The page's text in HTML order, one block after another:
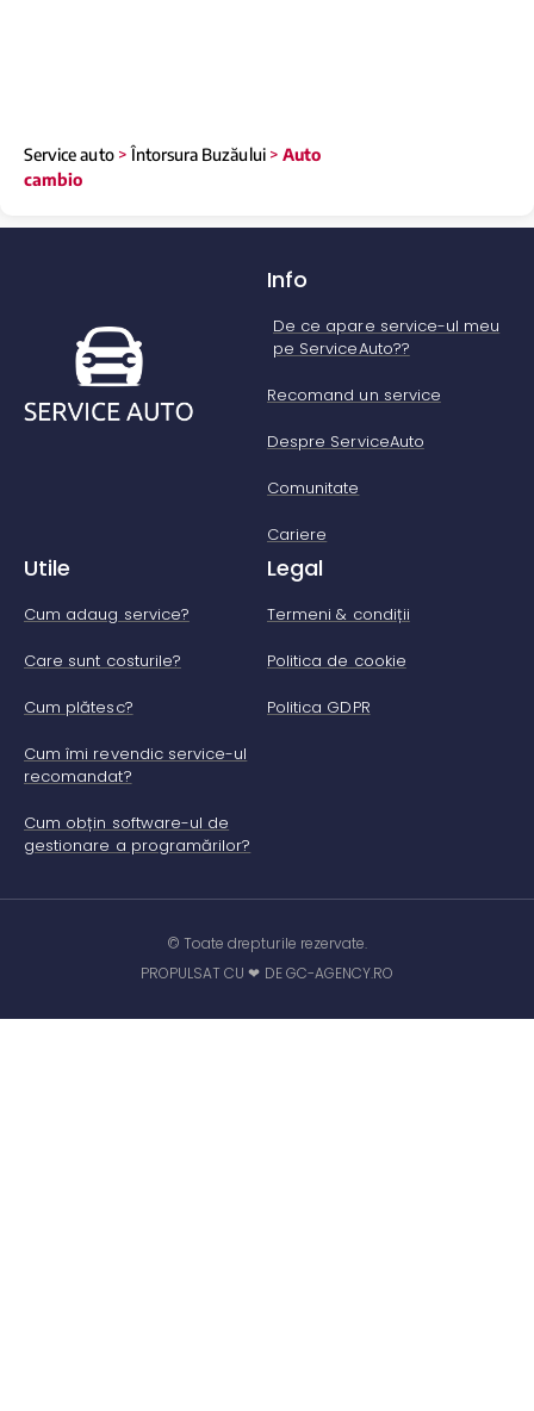
Service auto>Întorsura Buzăului> Auto
cambio
Info
De ce apare service-ul meu
pe ServiceAuto??
Recomand un service
Despre ServiceAuto
Comunitate
Cariere
Utile
Cum adaug service?
Care sunt costurile?
Cum plătesc?
Cum îmi revendic service-ul
recomandat?
Cum obțin software-ul de
gestionare a programărilor?
Legal
Termeni & condiții
Politica de cookie
Politica GDPR
© Toate drepturile rezervate.
PROPULSAT CU ❤ DE GC-AGENCY.RO